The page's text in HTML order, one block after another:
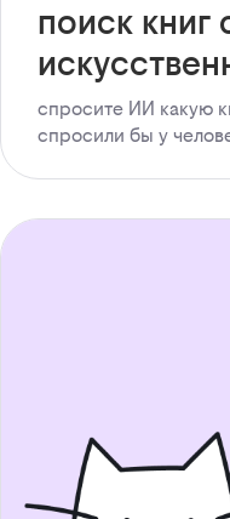
поиск
спросите ИИ какую
спросили бы у